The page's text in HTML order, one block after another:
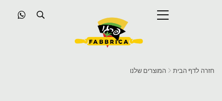
חזרה לדף הבית המוצרים שלנו